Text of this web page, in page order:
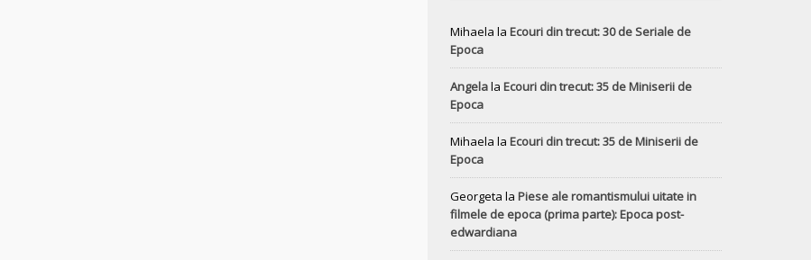
Mihaela la Ecouri din trecut: 30 de Seriale de
Epoca
Angelala Ecouri din trecut: 35 de Miniserii de
Epoca
Mihaela la Ecouri din trecut: 35 de Miniserii de
Epoca
Georgeta la Piese ale romantismului uitate in
filmele de epoca (prima parte): Epoca post-
edwardiana